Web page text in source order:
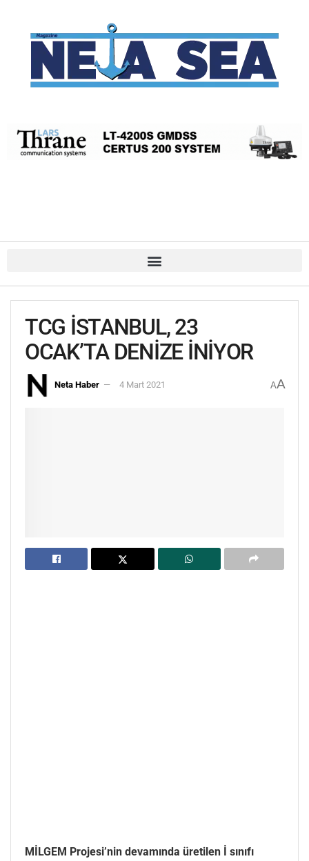
TCG İSTANBUL, 23
OCAK’TA DENİZE İNİYOR
Neta Haber 4 Mart 2021 AA
MİLGEM Projesi’nin devamında üretilen İ sınıfı